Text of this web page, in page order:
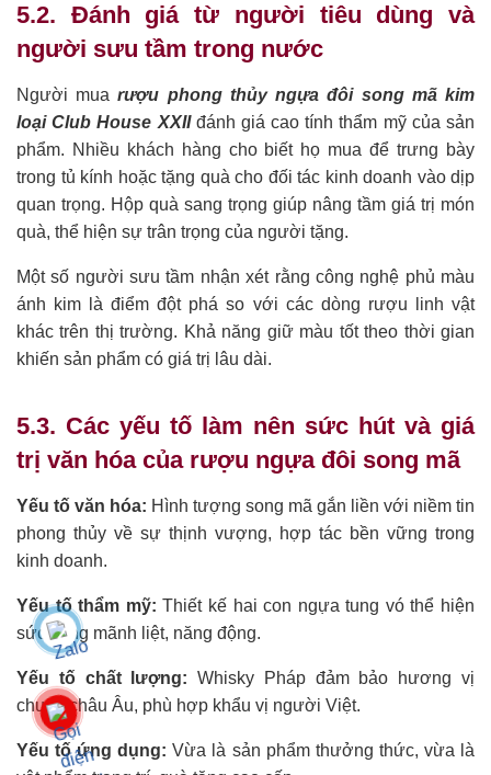
5.2. Đánh giá từ người tiêu dùng và
người sưu tầm trong nước
Người muarượu phong thủy ngựa đôi song mã kim
loại Club House XXIIđánh giá cao tính thẩm mỹ của sản
phẩm. Nhiều khách hàng cho biết họ mua để trưng bày
trong tủ kính hoặc tặng quà cho đối tác kinh doanh vào dịp
quan trọng. Hộp quà sang trọng giúp nâng tầm giá trị món
quà, thể hiện sự trân trọng của người tặng.
Một số người sưu tầm nhận xét rằng công nghệ phủ màu
ánh kim là điểm đột phá so với các dòng rượu linh vật
khác trên thị trường. Khả năng giữ màu tốt theo thời gian
khiến sản phẩm có giá trị lâu dài.
5.3. Các yếu tố làm nên sức hút và giá
trị văn hóa của rượu ngựa đôi song mã
Yếu tố văn hóa: Hình tượng song mã gắn liền với niềm tin
phong thủy về sự thịnh vượng, hợp tác bền vững trong
kinh doanh.
Yếu tố thẩm mỹ: Thiết kế hai con ngựa tung vó thể hiện
sức sống mãnh liệt, năng động.
Yếu tố chất lượng: Whisky Pháp đảm bảo hương vị
chuẩn châu Âu, phù hợp khẩu vị người Việt.
Yếu tố ứng dụng: Vừa là sản phẩm thưởng thức, vừa là